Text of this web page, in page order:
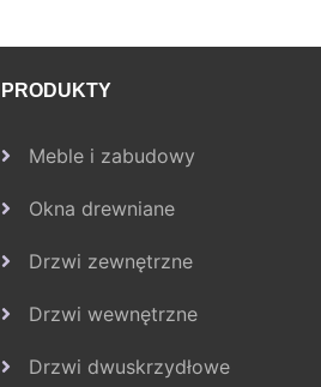
PRODUKTY
Meble i zabudowy
Okna drewniane
Drzwi zewnętrzne
Drzwi wewnętrzne
Drzwi dwuskrzydłowe